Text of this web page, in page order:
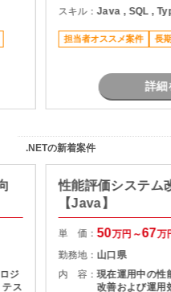
スキル：Java , SQL ,
担当者オススメ案件 長
詳細
.NETの新着案件
ジ
ス
性能評価システム
【Java】
単 価：50万円～67万
勤務地： 山口県
内 容：現在運用中の性
改善および運用